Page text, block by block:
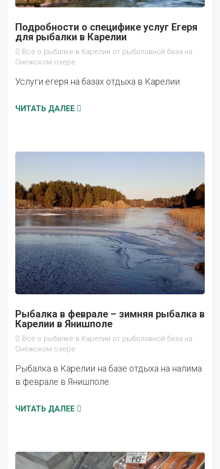
Подробности о специфике услуг Егеря
для рыбалки в Карелии
Всё о рыбалке в Карелии от рыболовной база на
Онежском озере
Услуги егеря на базах отдыха в Карелии.
ЧИТАТЬ ДАЛЕЕ
Рыбалка в феврале – зимняя рыбалка в
Карелии в Янишполе
Всё о рыбалке в Карелии от рыболовной база на
Онежском озере
Рыбалка в Карелии на базе отдыха на налима
в феврале в Янишполе.
ЧИТАТЬ ДАЛЕЕ